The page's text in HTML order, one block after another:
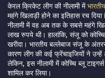
केरल क्रिकेट लीग की नीलामी मेंभारतीय
महंगे खिलाड़ी होने का इतिहास रच
नीलामी में वह अब तक के सबसे महंगे
लाख रुपये थी। हालांकि, संजू को
खरीदा। भारतीय बल्लेबाज संजू के
कारण लीग की कई फ्रेंचाइजियों ने उन्हें
लेकिन, इस नीलामी में कोच्चि ब्लू
शामिल कर लिया।